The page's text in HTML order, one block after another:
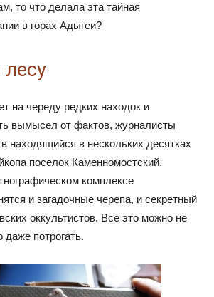
то что делала эта тайная
в горах Адыгеи?
лесу
на череду редких находок и
вымысел от фактов, журналисты
находящийся в нескольких десятках
поселок Каменномостский.
комплексе
и загадочные черепа, и секретный
оккультистов. Все это можно не
даже потрогать.